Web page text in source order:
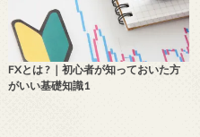
FXとは ? ｜初心者が知っておいた方
がいい基礎知識1